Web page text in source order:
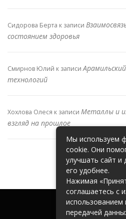
Сидорова Берта к записи
состоянием здоровья
Смирнов Юлий к записи
технологий
Хохлова Олеся к записи Металлы и
взгляд на прошлое
Мы используем
cookie. Они
улучшать сайт и
его удобнее.
Нажимая
соглашаетесь с
использованием
передачей